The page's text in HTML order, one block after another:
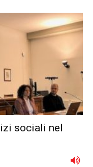
sociali nel